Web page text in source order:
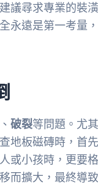
議尋求專業的裝
永遠是第一考量
、 破裂等問題。尤
地板磁磚時，首
或小孩時，更要
而擴大，最終導